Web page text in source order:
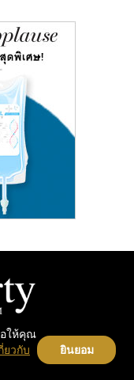
อให้คุณ
ยวกับ
ยินยอม